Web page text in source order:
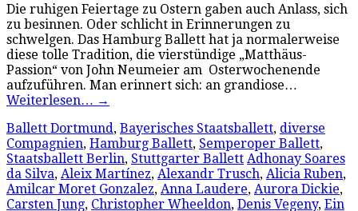
Die ruhigen Feiertage zu Ostern gaben auch Anlass, sich
zu besinnen. Oder schlicht in Erinnerungen zu
schwelgen. Das Hamburg Ballett hat ja normalerweise
diese tolle Tradition, die vierstündige „Matthäus-
Passion“ von John Neumeier am Osterwochenende
aufzuführen. Man erinnert sich: an grandiose…
Weiterlesen… →
Ballett Dortmund, Bayerisches Staatsballett, diverse
Compagnien, Hamburg Ballett, Semperoper Ballett,
Staatsballett Berlin, Stuttgarter Ballett Adhonay Soares
da Silva, Aleix Martínez, Alexandr Trusch, Alicia Ruben,
Amilcar Moret Gonzalez, Anna Laudere, Aurora Dickie,
Carsten Jung, Christopher Wheeldon, Denis Vegeny, Ein